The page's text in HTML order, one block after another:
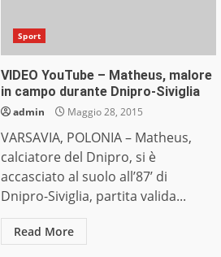
Sport
VIDEO YouTube – Matheus, malore
in campo durante Dnipro-Siviglia
admin Maggio 28, 2015
VARSAVIA, POLONIA – Matheus,
calciatore del Dnipro, si è
accasciato al suolo all’87’ di
Dnipro-Siviglia, partita valida...
Read More